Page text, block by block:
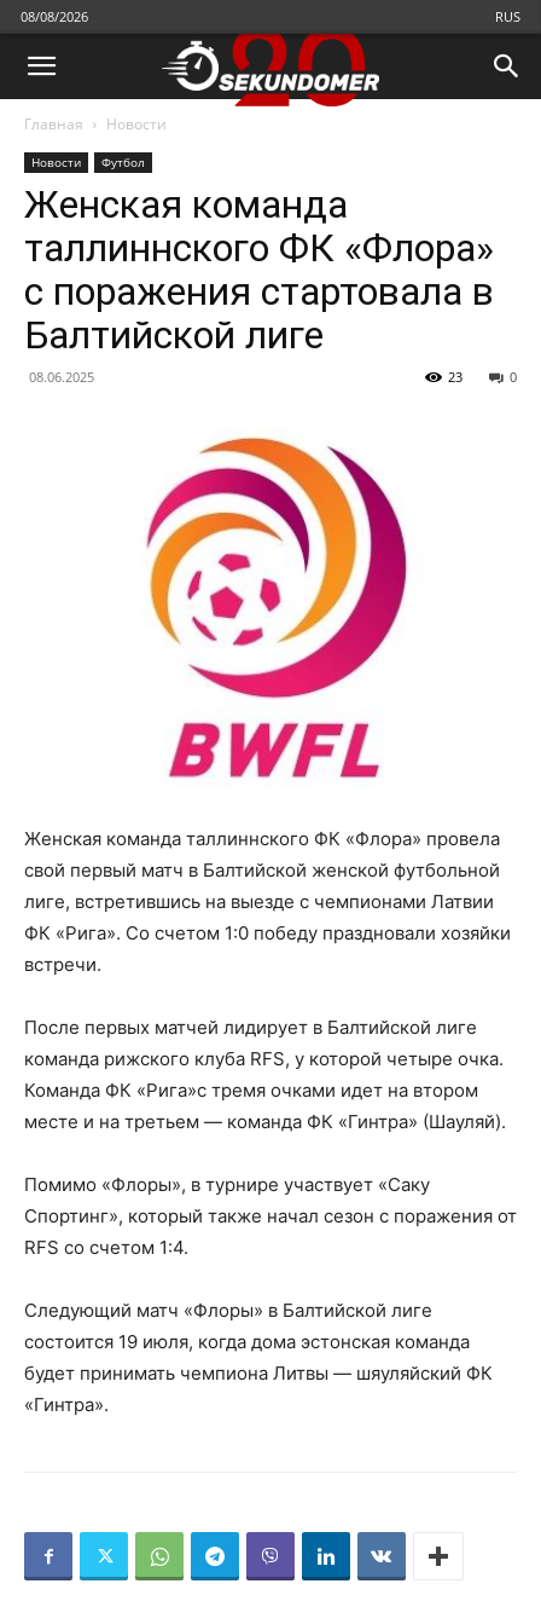
08/08/2026 RUS
Главная Новости
Новости Футбол
Женская команда
таллиннского ФК «Флора»
с поражения стартовала в
Балтийской лиге
08.06.2025 0
23
Женская команда таллиннского ФК «Флора» провела
свой первый матч в Балтийской женской футбольной
лиге, встретившись на выезде с чемпионами Латвии
ФК «Рига». Со счетом 1:0 победу праздновали хозяйки
встречи.
После первых матчей лидирует в Балтийской лиге
команда рижского клуба RFS, у которой четыре очка.
Команда ФК «Рига»с тремя очками идет на втором
месте и на третьем — команда ФК «Гинтра» (Шауляй).
Помимо «Флоры», в турнире участвует «Саку
Спортинг», который также начал сезон с поражения от
RFS со счетом 1:4.
Следующий матч «Флоры» в Балтийской лиге
состоится 19 июля, когда дома эстонская команда
будет принимать чемпиона Литвы — шяуляйский ФК
«Гинтра».